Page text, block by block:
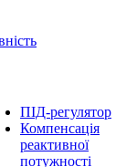
ПІД-регулятор
Компенсація
реактивної
потужності